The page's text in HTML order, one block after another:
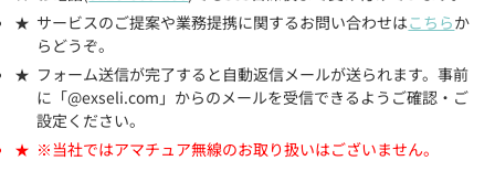
サービスのご提案や業務提携に関するお問い合わせはこちらか
らどうぞ。
フォーム送信が完了すると自動返信メールが送られます。事前
に「@exseli.com」からのメールを受信できるようご確認・ご
設定ください。
※当社ではアマチュア無線のお取り扱いはございません。